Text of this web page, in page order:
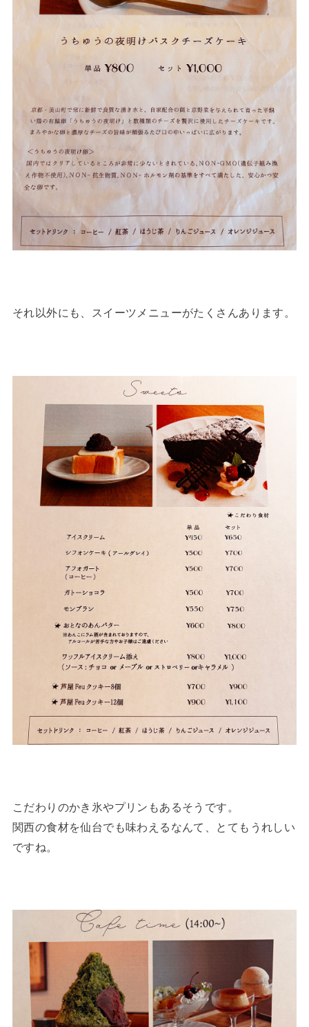
それ以外にも、スイーツメニューがたくさんあります。
こだわりのかき氷やプリンもあるそうです。
関西の食材を仙台でも味わえるなんて、とてもうれしい
ですね。